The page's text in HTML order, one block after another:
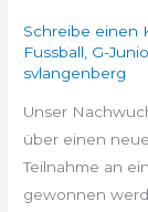
Schreibe einen
Fussball G-
svlangenberg
Unser
über einen
Teilnahme an
gewonnen